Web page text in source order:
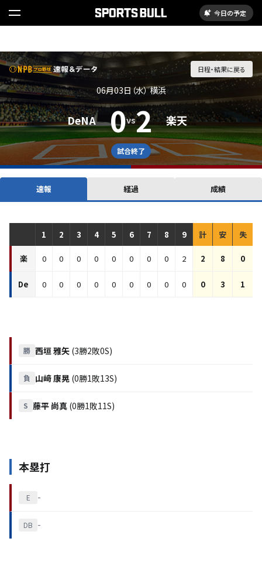
今日の予定
日程・結果に戻る
06月03日（水）横浜
DeNA 0vs2 楽天
試合終了
速報 経過 成績
1 2 3 4 5 6 7 8 9 計 安 失
楽 0 0 0 0 0 0 0 0 2 2 8 0
De 0 0 0 0 0 0 0 0 0 0 3 1
勝 西垣 雅矢 (3勝2敗0S)
負 山﨑 康晃 (0勝1敗13S)
S 藤平 尚真 (0勝1敗11S)
本塁打
E -
DB -